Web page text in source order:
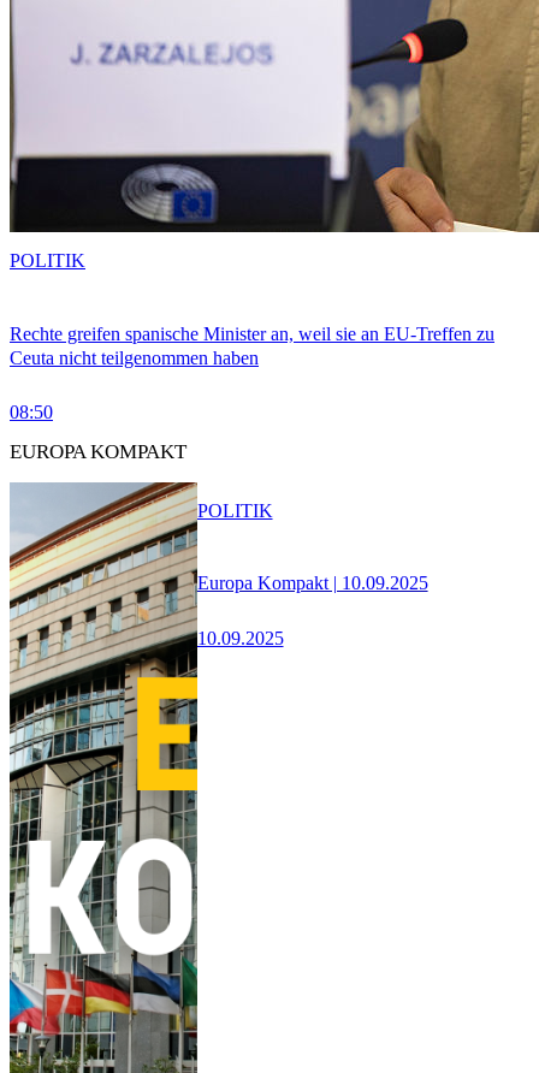
Rechte greifen spanische Minister an, weil sie an EU-Treffen zu
Ceuta nicht teilgenommen haben
08:50
POLITIK
EUROPA KOMPAKT
Europa Kompakt | 10.09.2025
10.09.2025
POLITIK